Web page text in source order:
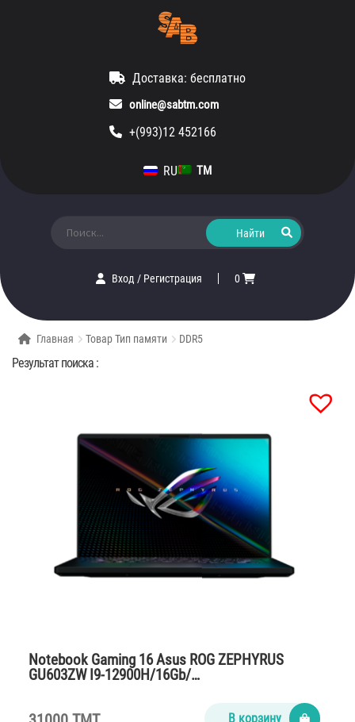
Доставка: бесплатно
online@sabtm.com
+(993)12 452166
RU TM
Вход/ Регистрация 0
Главная Товар Тип памяти DDR5
Результат поиска :
Notebook Gaming 16 Asus ROG ZEPHYRUS
GU603ZW I9-12900H/16Gb/…
В корзину